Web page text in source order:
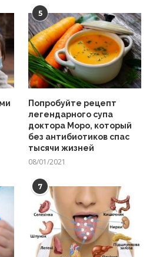
5
Попробуйте рецепт
легендарного супа
доктора Моро, который
без антибиотиков спас
тысячи жизней
08/01/2021
7